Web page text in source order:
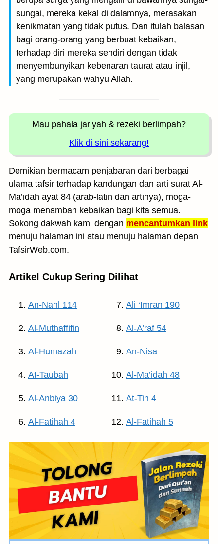
sungai, mereka kekal di dalamnya, merasakan
kenikmatan yang tidak putus. Dan itulah balasan
bagi orang-orang yang berbuat kebaikan,
terhadap diri mereka sendiri dengan tidak
menyembunyikan kebenaran taurat atau injil,
yang merupakan wahyu Allah.
Mau pahala jariyah & rezeki berlimpah?
Klik di sini sekarang!
Demikian bermacam penjabaran dari berbagai
ulama tafsir terhadap kandungan dan arti surat Al-
Ma’idah ayat 84 (arab-latin dan artinya), moga-
moga menambah kebaikan bagi kita semua.
Sokong dakwah kami dengan mencantumkan link
menuju halaman ini atau menuju halaman depan
TafsirWeb.com.
Artikel Cukup Sering Dilihat
An-Nahl 114
Al-Muthaffifin
Al-Humazah
At-Taubah
Al-Anbiya 30
Al-Fatihah 4
Ali ‘Imran 190
Al-A’raf 54
An-Nisa
Al-Ma’idah 48
At-Tin 4
Al-Fatihah 5